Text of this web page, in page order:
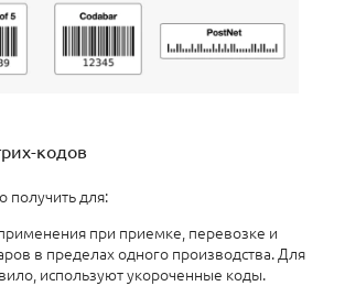
кодов
для:
при приемке, перевозке и
в пределах одного производства. Для
используют укороченные коды.